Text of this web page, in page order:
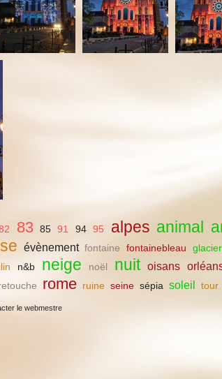
83 85 91 94 95 alpes animal
évènement fontaine fontainebleau glacier
n&b neige noël nuit oisans
rome ruine seine sépia soleil tour
le webmestre